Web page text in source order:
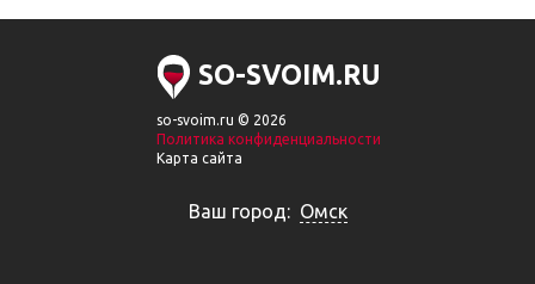
SO-SVOIM.RU
so-svoim.ru © 2026
Политика конфиденциальности
Карта сайта
Ваш город: Омск